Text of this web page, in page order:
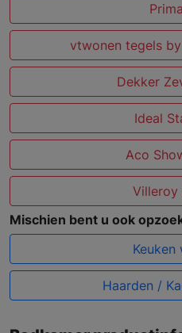
vtwonen tegels
Dekker
Ideal
Aco
Villeroy
Mischien bent u ook
Keuken
Haarden /